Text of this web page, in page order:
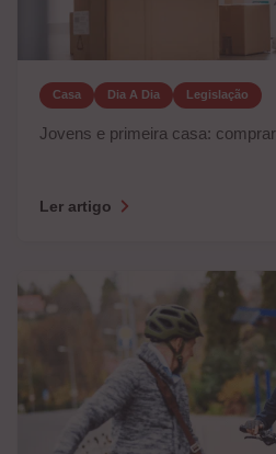
Casa Dia A Dia Legislação
Jovens e primeira casa:
Ler artigo